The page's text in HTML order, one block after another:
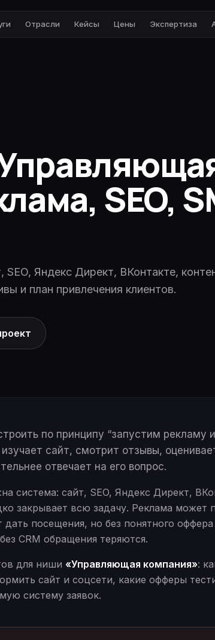
Отрасли Кейсы Цены Экспертиза
SEO,
Яндекс Директ, ВКонтакте,
и план привлечения клиентов.
по принципу “запустим рекламу
сайт, смотрит отзывы,
отвечает на его вопрос.
система: сайт, SEO, Яндекс Директ,
закрывает всю задачу. Реклама может
посещения, но без понятного оффера
CRM обращения теряются.
для ниши «Управляющая компания»:
сайт и соцсети, какие офферы
систему заявок.